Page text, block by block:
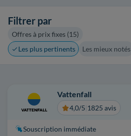
Filtrer par
Offres à prix fixes (15)
Les plus pertinents Les mieux notés
Vattenfall
4,0/5 1825 avis
Souscription immédiate